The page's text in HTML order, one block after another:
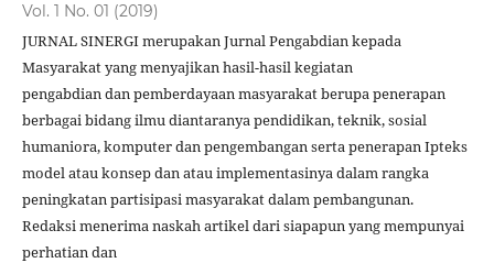
Vol. 1 No. 01 (2019)
JURNAL SINERGI merupakan Jurnal Pengabdian kepada
Masyarakat yang menyajikan hasil-hasil kegiatan
pengabdian dan pemberdayaan masyarakat berupa penerapan
berbagai bidang ilmu diantaranya pendidikan, teknik, sosial
humaniora, komputer dan pengembangan serta penerapan Ipteks
model atau konsep dan atau implementasinya dalam rangka
peningkatan partisipasi masyarakat dalam pembangunan.
Redaksi menerima naskah artikel dari siapapun yang mempunyai
perhatian dan